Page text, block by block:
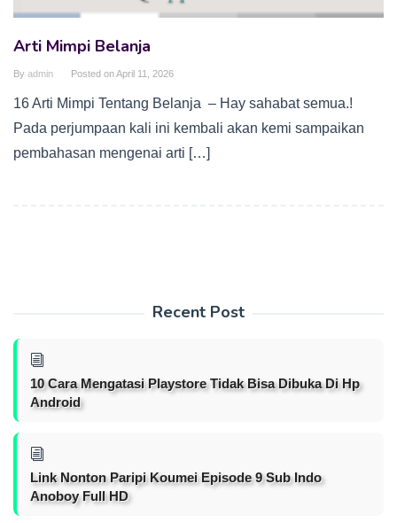
Arti Mimpi Belanja
By admin Posted onApril 11, 2026
16 Arti Mimpi Tentang Belanja – Hay sahabat semua.!
Pada perjumpaan kali ini kembali akan kemi sampaikan
pembahasan mengenai arti […]
Recent Post
10 Cara Mengatasi Playstore Tidak Bisa Dibuka Di Hp
Android
Link Nonton Paripi Koumei Episode 9 Sub Indo
Anoboy Full HD